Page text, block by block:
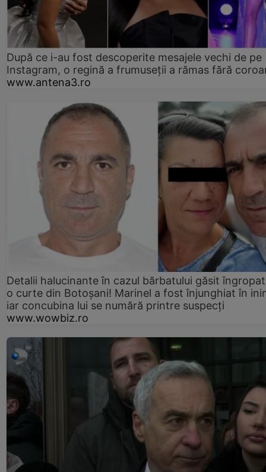
După ce i-au fost descoperite mesajele vechi de pe
Instagram, o regină a frumuseții a rămas fără
www.antena3.ro
Detalii halucinante în cazul bărbatului găsit
o curte din Botoșani! Marinel a fost înjunghiat în
iar concubina lui se numără printre suspecți
www.wowbiz.ro